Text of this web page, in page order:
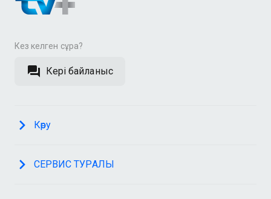
Кез келген сұрақ?
Кері байланыс
Көру
СЕРВИС ТУРАЛЫ